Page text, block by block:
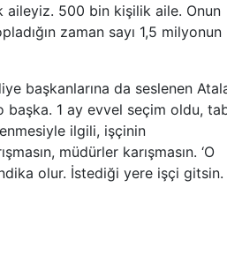
aileyiz. 500 bin kişilik aile. Onun
zaman sayı 1,5 milyonun
başkanlarına da seslenen
başka. 1 ay evvel seçim oldu,
ilgili, işçinin
müdürler karışmasın. ‘O
olur. İstediği yere işçi gitsin.